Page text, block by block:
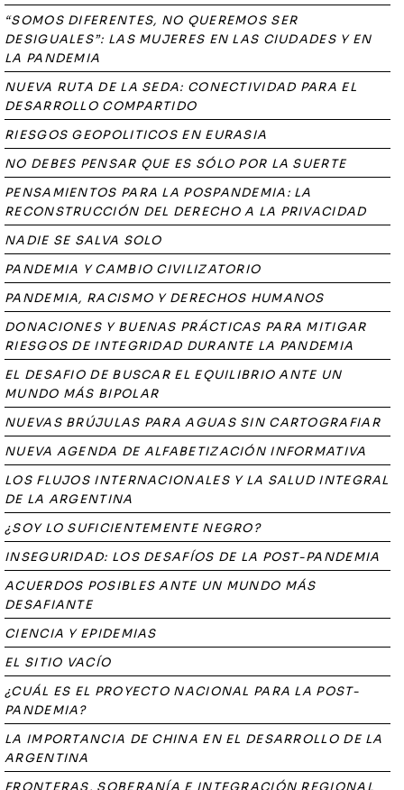
“SOMOS DIFERENTES, NO QUEREMOS SER
DESIGUALES”: LAS MUJERES EN LAS CIUDADES Y EN
LA PANDEMIA
NUEVA RUTA DE LA SEDA: CONECTIVIDAD PARA EL
DESARROLLO COMPARTIDO
RIESGOS GEOPOLITICOS EN EURASIA
NO DEBES PENSAR QUE ES SÓLO POR LA SUERTE
PENSAMIENTOS PARA LA POSPANDEMIA: LA
RECONSTRUCCIÓN DEL DERECHO A LA PRIVACIDAD
NADIE SE SALVA SOLO
PANDEMIA Y CAMBIO CIVILIZATORIO
PANDEMIA, RACISMO Y DERECHOS HUMANOS
DONACIONES Y BUENAS PRÁCTICAS PARA MITIGAR
RIESGOS DE INTEGRIDAD DURANTE LA PANDEMIA
EL DESAFIO DE BUSCAR EL EQUILIBRIO ANTE UN
MUNDO MÁS BIPOLAR
NUEVAS BRÚJULAS PARA AGUAS SIN CARTOGRAFIAR
NUEVA AGENDA DE ALFABETIZACIÓN INFORMATIVA
LOS FLUJOS INTERNACIONALES Y LA SALUD INTEGRAL
DE LA ARGENTINA
¿SOY LO SUFICIENTEMENTE NEGRO?
INSEGURIDAD: LOS DESAFÍOS DE LA POST-PANDEMIA
ACUERDOS POSIBLES ANTE UN MUNDO MÁS
DESAFIANTE
CIENCIA Y EPIDEMIAS
EL SITIO VACÍO
¿CUÁL ES EL PROYECTO NACIONAL PARA LA POST-
PANDEMIA?
LA IMPORTANCIA DE CHINA EN EL DESARROLLO DE LA
ARGENTINA
FRONTERAS, SOBERANÍA E INTEGRACIÓN REGIONAL